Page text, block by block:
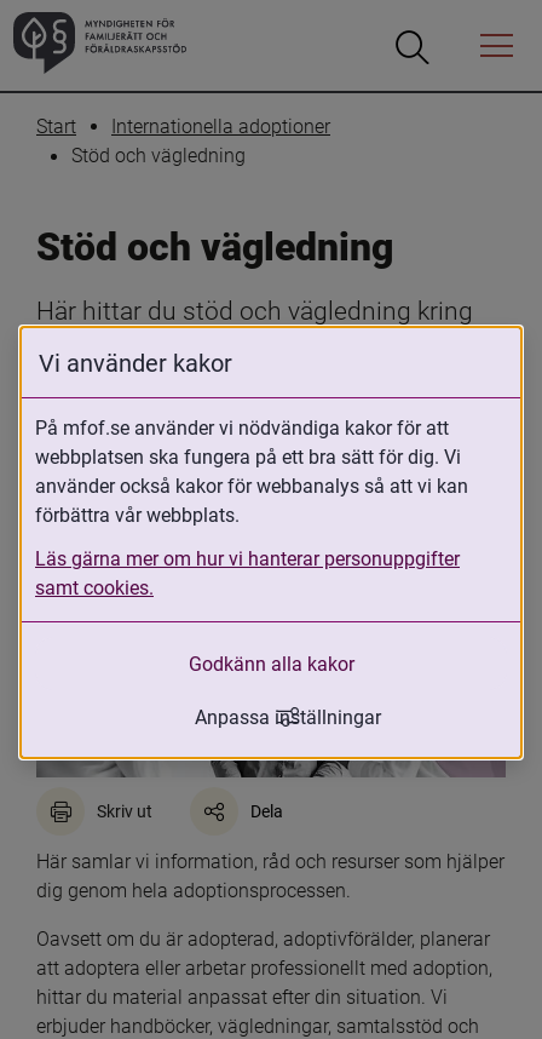
Öppna
Öppna
Menyn
Start
Internationella adoptioner
Stöd och vägledning
Stöd och vägledning
Här hittar du stöd och vägledning kring
internationella adoptioner. Oavsett om du
att adoptera eller arbetar med
adopterade, erbjuder vi råd, handböcker
och resurser som hjälper dig genom hela
adoptionsprocessen.
Skriv ut Dela
Här samlar vi information, råd och resurser som hjälper
dig genom hela adoptionsprocessen.
Oavsett om du är adopterad, adoptivförälder, planerar
att adoptera eller arbetar professionellt med adoption,
hittar du material anpassat efter din situation. Vi
erbjuder handböcker, vägledningar, samtalsstöd och
Vi använder kakor
På mfof.se använder vi nödvändiga kakor för att
webbplatsen ska fungera på ett bra sätt för dig. Vi
använder också kakor för webbanalys så att vi kan
förbättra vår webbplats.
Läs gärna mer om hur vi hanterar personuppgifter
samt cookies.
Godkänn alla kakor
Anpassa inställningar